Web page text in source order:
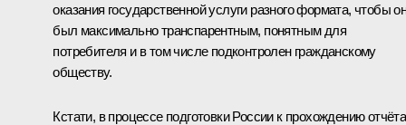
оказания государственной услуги разного формата, чтобы
был максимально транспарентным, понятным для
потребителя и в том числе подконтролен гражданскому
обществу.
Кстати, в процессе подготовки России к прохождению отчёта